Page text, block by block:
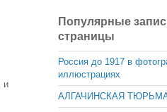
и
Популярные
страницы
Россия до 1917 в
иллюстрациях
АЛГАЧИНСКАЯ